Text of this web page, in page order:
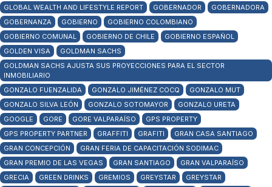
GLOBAL WEALTH AND LIFESTYLE REPORT
GOBERNADOR
GOBERNADORA
GOBERNANZA
GOBIERNO
GOBIERNO COLOMBIANO
GOBIERNO COMUNAL
GOBIERNO DE CHILE
GOBIERNO ESPAÑOL
GOLDEN VISA
GOLDMAN SACHS
GOLDMAN SACHS AJUSTA SUS PROYECCIONES PARA EL SECTOR
INMOBILIARIO
GONZALO FUENZALIDA
GONZALO JIMÉNEZ COCQ
GONZALO MUT
GONZALO SILVA LEÓN
GONZALO SOTOMAYOR
GONZALO URETA
GOOGLE
GORE GORE VALPARAÍSO
GPS PROPERTY
GPS PROPERTY PARTNER
GRAFFITI GRAFITI
GRAN CASA SANTIAGO
GRAN CONCEPCIÓN
GRAN FERIA DE CAPACITACIÓN SODIMAC
GRAN PREMIO DE LAS VEGAS
GRAN SANTIAGO
GRAN VALPARAÍSO
GRECIA
GREEN DRINKS GREMIOS GREYSTAR
GREYSTAR